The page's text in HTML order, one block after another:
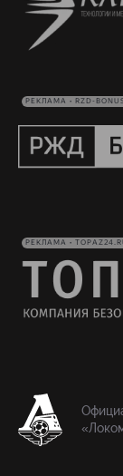
РЕКЛАМА • RZD-
РЕКЛАМА •